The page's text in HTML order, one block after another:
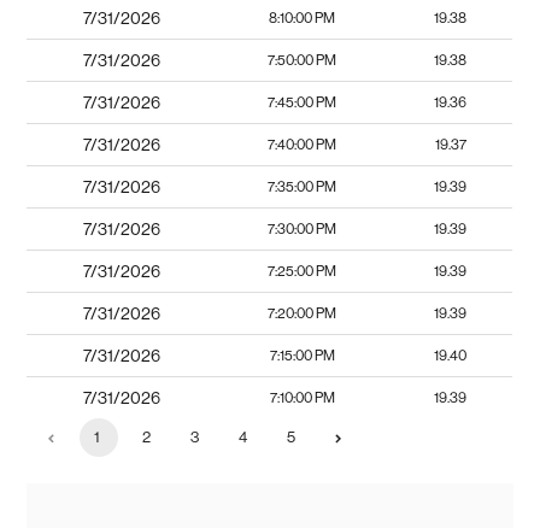
7/31/2026 8:10:00 PM 19.38
7/31/2026 7:50:00 PM 19.38
7/31/2026 7:45:00 PM 19.36
7/31/2026 7:40:00 PM 19.37
7/31/2026 7:35:00 PM 19.39
7/31/2026 7:30:00 PM 19.39
7/31/2026 7:25:00 PM 19.39
7/31/2026 7:20:00 PM 19.39
7/31/2026 7:15:00 PM 19.40
7/31/2026 7:10:00 PM 19.39
1 2 3 4 5